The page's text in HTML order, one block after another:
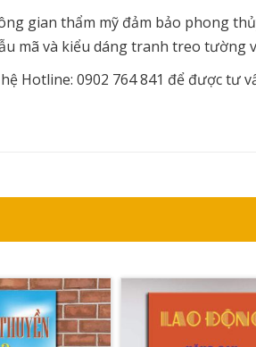
gian thẩm mỹ đảm bảo phong
mã và kiểu dáng tranh treo tường
Hotline: 0902 764 841 để được tư